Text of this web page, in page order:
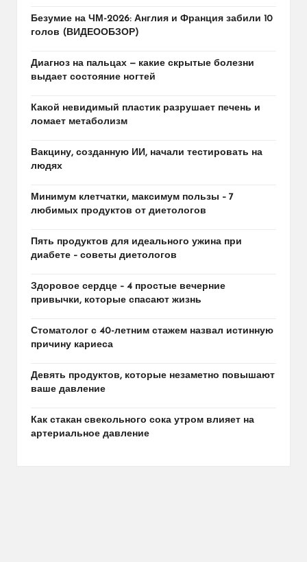
Безумие на ЧМ-2026: Англия и Франция забили 10
голов (ВИДЕООБЗОР)
Диагноз на пальцах — какие скрытые болезни
выдает состояние ногтей
Какой невидимый пластик разрушает печень и
ломает метаболизм
Вакцину, созданную ИИ, начали тестировать на
людях
Минимум клетчатки, максимум пользы – 7
любимых продуктов от диетологов
Пять продуктов для идеального ужина при
диабете – советы диетологов
Здоровое сердце – 4 простые вечерние
привычки, которые спасают жизнь
Стоматолог с 40-летним стажем назвал истинную
причину кариеса
Девять продуктов, которые незаметно повышают
ваше давление
Как стакан свекольного сока утром влияет на
артериальное давление